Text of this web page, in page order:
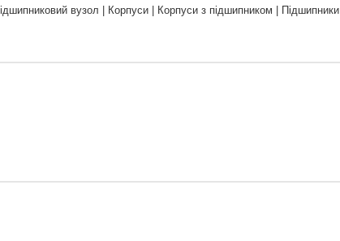
вузол | Корпуси | Корпуси з підшипником | Підшипники